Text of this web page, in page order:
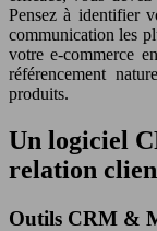
Pensez à identifier
communication les
votre e-commerce
référencement
produits.
Un logiciel
relation
Outils CRM &